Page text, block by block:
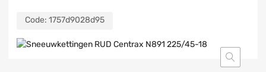
Code: 1757d9028d95